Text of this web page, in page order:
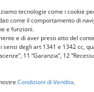
tecnologie come i cookie
come il comportamento di
e funzioni.
e di aver preso atto del
degli art 1341 e 1342 cc,
11 “Garanzia”, 12
Condizioni di Vendita.